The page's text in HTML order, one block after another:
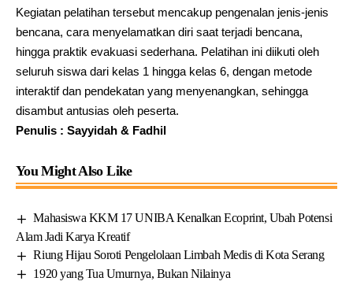
Kegiatan pelatihan tersebut mencakup pengenalan jenis-jenis
bencana, cara menyelamatkan diri saat terjadi bencana,
hingga praktik evakuasi sederhana. Pelatihan ini diikuti oleh
seluruh siswa dari kelas 1 hingga kelas 6, dengan metode
interaktif dan pendekatan yang menyenangkan, sehingga
disambut antusias oleh peserta.
Penulis : Sayyidah & Fadhil
You Might Also Like
Mahasiswa KKM 17 UNIBA Kenalkan Ecoprint, Ubah Potensi
Alam Jadi Karya Kreatif
Riung Hijau Soroti Pengelolaan Limbah Medis di Kota Serang
1920 yang Tua Umurnya, Bukan Nilainya